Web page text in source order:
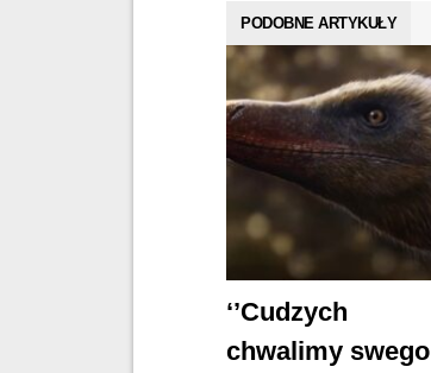
PODOBNE ARTYKUŁY
‘’Cudzych
chwalimy swego